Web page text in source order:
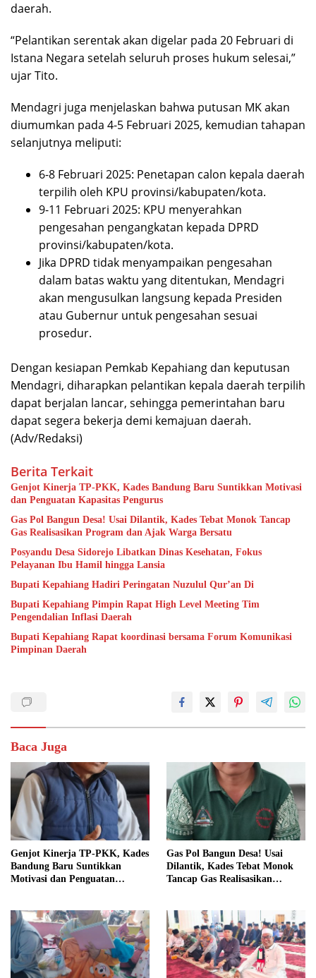
daerah.
“Pelantikan serentak akan digelar pada 20 Februari di
Istana Negara setelah seluruh proses hukum selesai,”
ujar Tito.
Mendagri juga menjelaskan bahwa putusan MK akan
diumumkan pada 4-5 Februari 2025, kemudian tahapan
selanjutnya meliputi:
6-8 Februari 2025: Penetapan calon kepala daerah
terpilih oleh KPU provinsi/kabupaten/kota.
9-11 Februari 2025: KPU menyerahkan
pengesahan pengangkatan kepada DPRD
provinsi/kabupaten/kota.
Jika DPRD tidak menyampaikan pengesahan
dalam batas waktu yang ditentukan, Mendagri
akan mengusulkan langsung kepada Presiden
atau Gubernur untuk pengesahan sesuai
prosedur.
Dengan kesiapan Pemkab Kepahiang dan keputusan
Mendagri, diharapkan pelantikan kepala daerah terpilih
dapat berjalan lancar, sehingga pemerintahan baru
dapat segera bekerja demi kemajuan daerah.
(Adv/Redaksi)
Berita Terkait
Genjot Kinerja TP-PKK, Kades Bandung Baru Suntikkan Motivasi
dan Penguatan Kapasitas Pengurus
Gas Pol Bangun Desa! Usai Dilantik, Kades Tebat Monok Tancap
Gas Realisasikan Program dan Ajak Warga Bersatu
Posyandu Desa Sidorejo Libatkan Dinas Kesehatan, Fokus
Pelayanan Ibu Hamil hingga Lansia
Bupati Kepahiang Hadiri Peringatan Nuzulul Qur’an Di
Bupati Kepahiang Pimpin Rapat High Level Meeting Tim
Pengendalian Inflasi Daerah
Bupati Kepahiang Rapat koordinasi bersama Forum Komunikasi
Pimpinan Daerah
Baca Juga
Genjot Kinerja TP-PKK, Kades
Bandung Baru Suntikkan
Motivasi dan Penguatan
Gas Pol Bangun Desa! Usai
Dilantik, Kades Tebat Monok
Tancap Gas Realisasikan